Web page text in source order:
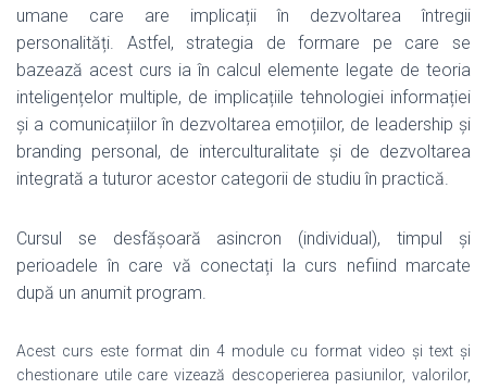
umane care are implicații în dezvoltarea întregii
personalități. Astfel, strategia de formare pe care se
bazează acest curs ia în calcul elemente legate de teoria
inteligențelor multiple, de implicațiile tehnologiei informației
și a comunicațiilor în dezvoltarea emoțiilor, de leadership și
branding personal, de interculturalitate și de dezvoltarea
integrată a tuturor acestor categorii de studiu în practică.
Cursul se desfășoară asincron (individual), timpul și
perioadele în care vă conectați la curs nefiind marcate
după un anumit program.
Acest curs este format din 4 module cu format video și text și
chestionare utile care vizează descoperierea pasiunilor, valorilor,